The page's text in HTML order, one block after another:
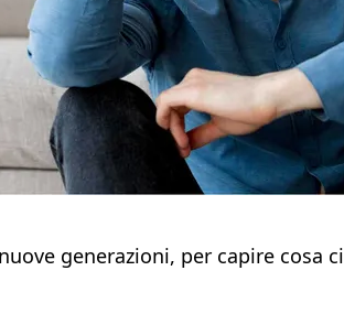
generazioni, per capire cosa